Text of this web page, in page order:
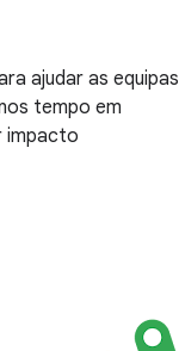
ajudar as equipas
tempo em
impacto